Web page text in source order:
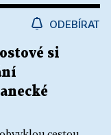
ODEBÍRAT
si